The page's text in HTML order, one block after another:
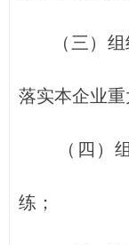
（三）组
落实本企业重
（四）组
练；